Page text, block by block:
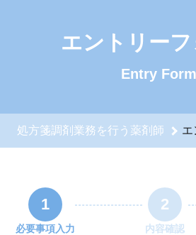
エントリー
Entry Form
処方箋調剤業務を行う薬剤師 エ
1
必要事項入力
2
内容確認